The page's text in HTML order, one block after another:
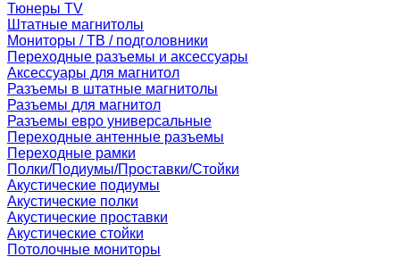
Тюнеры TV
Штатные магнитолы
Мониторы / ТВ / подголовники
Переходные разъемы и аксессуары
Аксессуары для магнитол
Разъемы в штатные магнитолы
Разъемы для магнитол
Разъемы евро универсальные
Переходные антенные разъемы
Переходные рамки
Полки/Подиумы/Проставки/Стойки
Акустические подиумы
Акустические полки
Акустические проставки
Акустические стойки
Потолочные мониторы